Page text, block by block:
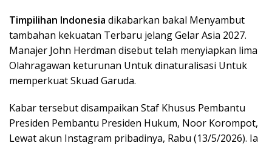
Timpilihan Indonesia dikabarkan bakal Menyambut
tambahan kekuatan Terbaru jelang Gelar Asia 2027.
Manajer John Herdman disebut telah menyiapkan lima
Olahragawan keturunan Untuk dinaturalisasi Untuk
memperkuat Skuad Garuda.
Kabar tersebut disampaikan Staf Khusus Pembantu
Presiden Pembantu Presiden Hukum, Noor Korompot,
Lewat akun Instagram pribadinya, Rabu (13/5/2026). Ia